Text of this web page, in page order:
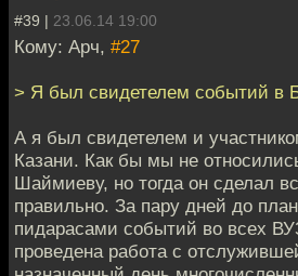
#39 | 23.06.14 19:00
Кому: Арч, #27
> Я был свидетелем событий в
А я был свидетелем и
Казани. Как бы мы не
Шаймиеву, но тогда он сделал
правильно. За пару дней до
пидарасами событий во всех
проведена работа с